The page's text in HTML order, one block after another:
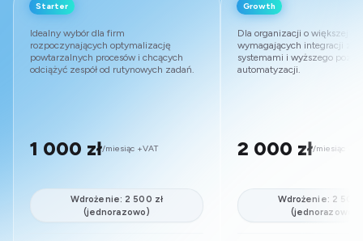
Starter
Idealny wybór dla firm
rozpoczynających optymalizację
powtarzalnych procesów i chcących
odciążyć zespół od rutynowych zadań.
1 000 zł/miesiąc +VAT
Wdrożenie: 2 500 zł
(jednorazowo)
Growth
Dla organizacji o większej
wymagających integracji z
systemami i wyższego
automatyzacji.
2 000 zł/miesiąc
Wdrożenie: 2 500
(jednorazowo)